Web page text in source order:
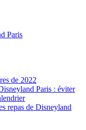
Paris
de 2022
Paris : éviter
repas de Disneyland